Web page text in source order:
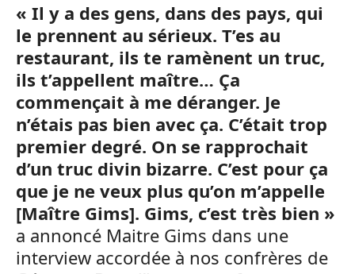
« Il y a des gens, dans des pays, qui
le prennent au sérieux. T’es au
restaurant, ils te ramènent un truc,
ils t’appellent maître… Ça
commençait à me déranger. Je
n’étais pas bien avec ça. C’était trop
premier degré. On se rapprochait
d’un truc divin bizarre. C’est pour ça
que je ne veux plus qu’on m’appelle
[Maître Gims]. Gims, c’est très bien »
a annoncé Maitre Gims dans une
interview accordée à nos confrères de